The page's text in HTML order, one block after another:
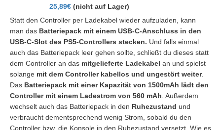
25,89€ (nicht auf Lager)
Statt den Controller per Ladekabel wieder aufzuladen, kann
man das Batteriepack mit einem USB-C-Anschluss in den
USB-C-Slot des PS5-Controllers stecken. Und falls einmal
auch das Batteriepack leer gehen sollte, schließt du dieses statt
dem Controller an das mitgelieferte Ladekabel an und spielst
solange mit dem Controller kabellos und ungestört weiter.
Das Batteriepack mit einer Kapazität von 1500mAh lädt den
Controller mit einem Ladestrom von 560 mAh . Außerdem
wechselt auch das Batteriepack in den Ruhezustand und
verbraucht dementsprechend wenig Strom, sobald du den
Controller bzw. die Konsole in den Ruhezustand versetzt. Wie es